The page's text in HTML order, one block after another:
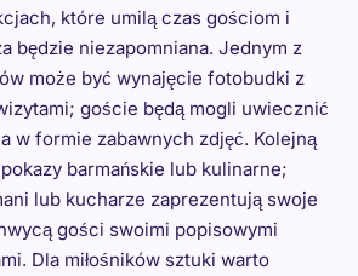
które umilą czas gościom i
będzie niezapomniana. Jednym z
może być wynajęcie fotobudki z
goście będą mogli uwiecznić
w formie zabawnych zdjęć. Kolejną
barmańskie lub kulinarne;
lub kucharze zaprezentują swoje
gości swoimi popisowymi
Dla miłośników sztuki warto